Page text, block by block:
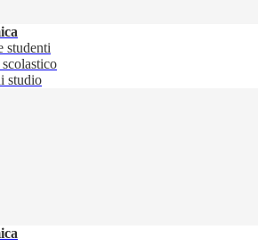
studenti
studio